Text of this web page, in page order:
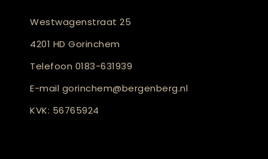
Westwagenstraat 25
4201 HD Gorinchem
Telefoon 0183-631939
E-mail gorinchem@bergenberg.nl
KVK: 56765924